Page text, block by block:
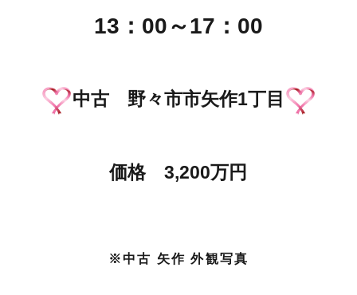
13：00～17：00
中古 野々市市矢作1丁目
価格 3,200万円
※中古 矢作 外観写真